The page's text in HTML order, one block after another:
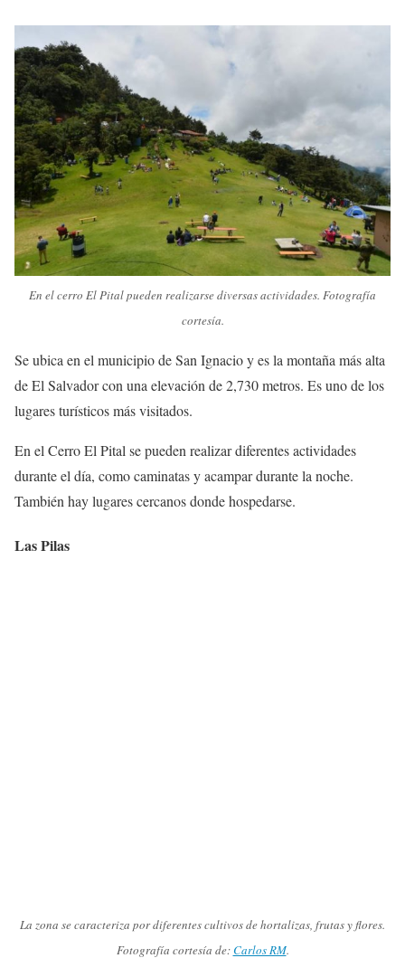
En el cerro El Pital pueden realizarse diversas actividades. Fotografía
cortesía.
Se ubica en el municipio de San Ignacio y es la montaña más alta
de El Salvador con una elevación de 2,730 metros. Es uno de los
lugares turísticos más visitados.
En el Cerro El Pital se pueden realizar diferentes actividades
durante el día, como caminatas y acampar durante la noche.
También hay lugares cercanos donde hospedarse.
Las Pilas
La zona se caracteriza por diferentes cultivos de hortalizas, frutas y flores.
Fotografía cortesía de:Carlos RM.